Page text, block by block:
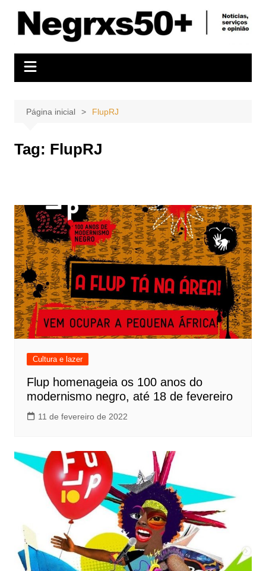
conteúdo
Página inicial FlupRJ
Tag: FlupRJ
Cultura e lazer
Flup homenageia os 100 anos do
modernismo negro, até 18 de fevereiro
11 de fevereiro de 2022